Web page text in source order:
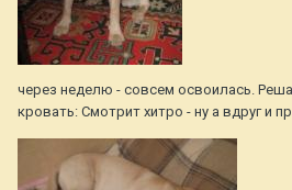
через неделю - совсем освоилась.
кровать: Смотрит хитро - ну а вдруг и